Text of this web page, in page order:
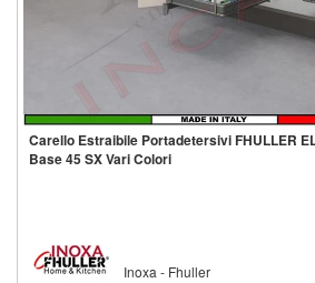
Carello Estraibile Portadetersivi FHULLER
Base 45 SX Vari Colori
Inoxa - Fhuller